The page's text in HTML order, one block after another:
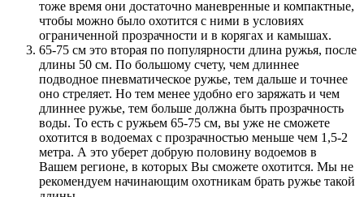
тоже время они достаточно маневренные и компактные,
чтобы можно было охотится с ними в условиях
ограниченной прозрачности и в корягах и камышах.
65-75 см это вторая по популярности длина ружья, после
длины 50 см. По большому счету, чем длиннее
подводное пневматическое ружье, тем дальше и точнее
оно стреляет. Но тем менее удобно его заряжать и чем
длиннее ружье, тем больше должна быть прозрачность
воды. То есть с ружьем 65-75 см, вы уже не сможете
охотится в водоемах с прозрачностью меньше чем 1,5-2
метра. А это уберет добрую половину водоемов в
Вашем регионе, в которых Вы сможете охотится. Мы не
рекомендуем начинающим охотникам брать ружье такой